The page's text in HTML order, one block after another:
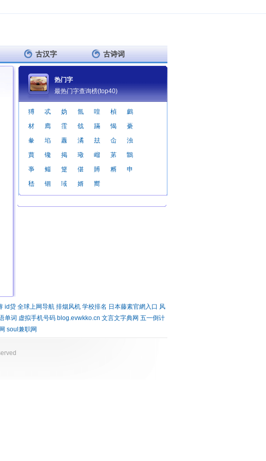
古汉字 古诗词
热门字
最热门字查询榜(top40)
猼 忒 妫 氜 喤 楨
鸕
材
廌 霔 戗 蹣 愒
虆
軬
埳 纛 潏 玆 仚
浊
蕒
镵 掲 璥 嵧 苐
鶹
亊
鲻 跾 偡 賻 糈
申
嵇
锢 琙 婿 嚮
id贷 全球上网导航 排烟风机 学校排名 日本藤素官網入口 风
单词 虚拟手机号码 blog.evwkko.cn 文言文字典网 五一倒计
soul兼职网